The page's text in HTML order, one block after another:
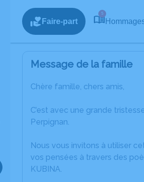
Faire-part
5
Message de la famille
Chère famille, chers amis,
C’est avec une grande
Perpignan.
Nous vous invitons à utiliser
vos pensées à travers des
KUBINA.